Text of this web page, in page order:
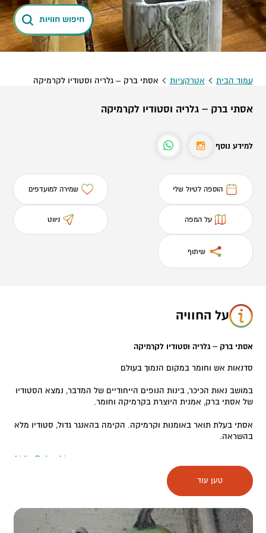
חיפוש חוויות
עמוד הבית אטרקציות אסתי ברק – גלריה וסטודיו לקרמיקה
אסתי ברק – גלריה וסטודיו לקרמיקה
למידע נוסף
הוספה לטיול שלי שמירה למועדפים
על המפה ניווט
שיתוף
על החוויה
אסתי ברק – גלריה וסטודיו לקרמיקה
סדנאות אש וחומר במקום הנמוך בעולם
במושב נאות הכיכר, בינות הנופים הייחודיים של המדבר, נמצא הסטודיו
של אסתי ברק, אמנית היוצרת בקרמיקה וחומר.
אסתי בעלת תואר באומנות וקרמיקה. הקימה בהאנגר גדול, סטודיו מלא
בהשראה.
סדנא בהשתתפות האמנית הקרואטית Lidia Boševski
.
בכניסה להאנגר, העיניים רצות בהנאה על הקיר החיצוני של המבנה,
בתנורים שונים, אמנות מכל עבר וכלים מדהימים.
טען עוד